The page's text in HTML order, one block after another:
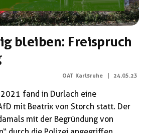
bleiben: Freispruch
OAT Karlsruhe | 24.05.23
fand in Durlach eine
mit Beatrix von Storch statt. Der
mit der Begründung von